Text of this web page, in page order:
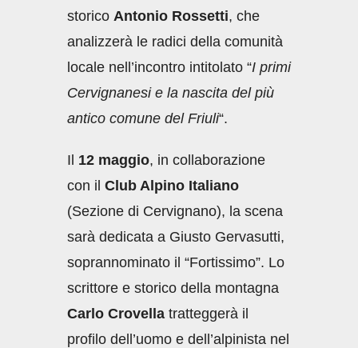
storico Antonio Rossetti, che
analizzerà le radici della comunità
locale nell’incontro intitolato “I primi
Cervignanesi e la nascita del più
antico comune del Friuli“.
Il 12 maggio, in collaborazione
con il Club Alpino Italiano
(Sezione di Cervignano), la scena
sarà dedicata a Giusto Gervasutti,
soprannominato il “Fortissimo”. Lo
scrittore e storico della montagna
Carlo Crovella tratteggerà il
profilo dell’uomo e dell’alpinista nel